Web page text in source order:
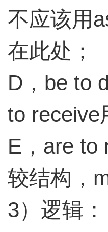
不应该用
在此处；
D，be to
to receive
E，are to
较结构，
3）逻辑